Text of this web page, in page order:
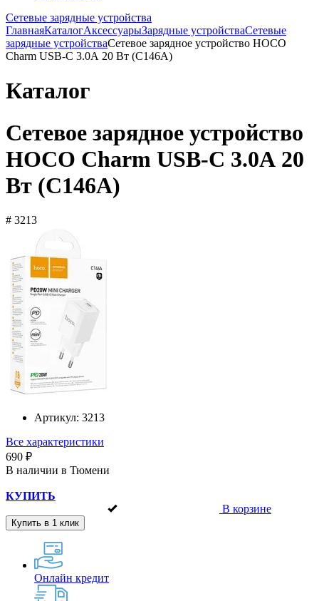
Сетевые зарядные устройства
ГлавнаяКаталогАксессуарыЗарядные устройстваСетевые
зарядные устройстваСетевое зарядное устройство HOCO
Charm USB-C 3.0А 20 Вт (C146A)
Каталог
Сетевое зарядное устройство
HOCO Charm USB-C 3.0А 20
Вт (C146A)
# 3213
Артикул: 3213
Все характеристики
690 ₽
В наличии в Тюмени
КУПИТЬ
В корзине
Купить в 1 клик
Онлайн кредит